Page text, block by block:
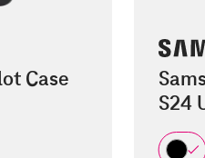
Case
S24